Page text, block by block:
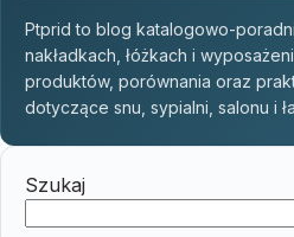
Ptprid to blog katalogowo-
nakładkach, łóżkach i
produktów, porównania oraz
dotyczące snu, sypialni, salonu i
Szukaj